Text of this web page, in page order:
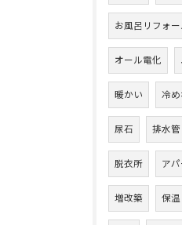
お風呂リフォー
オール電化
暖かい 冷め
尿石 排水管
脱衣所 アパ
増改築 保温